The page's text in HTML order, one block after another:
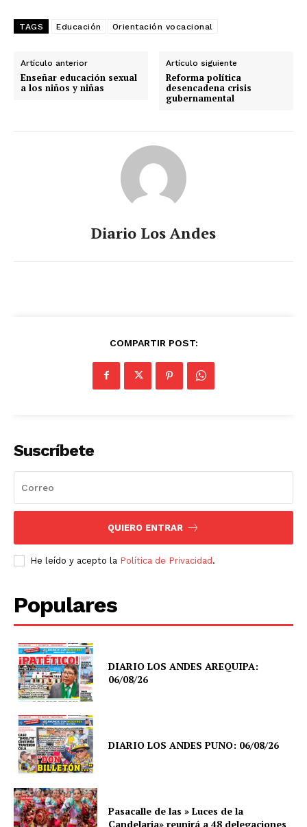
TAGS Educación Orientación vocacional
Artículo anterior
Enseñar educación sexual
a los niños y niñas
Artículo siguiente
Reforma política
desencadena crisis
gubernamental
Diario Los Andes
COMPARTIR POST:
Suscríbete
QUIERO ENTRAR
He leído y acepto la Política de Privacidad .
Populares
DIARIO LOS ANDES AREQUIPA:
06/08/26
DIARIO LOS ANDES PUNO: 06/08/26
Pasacalle de las » Luces de la
Candelaria» reunirá a 48 delegaciones